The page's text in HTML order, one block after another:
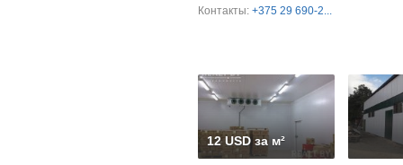
Контакты: +375 29 690-2...
12 USD за м²